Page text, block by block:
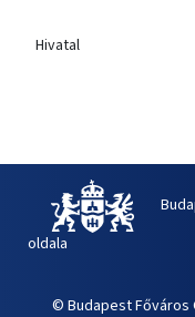
Hivatal
oldala
© Budapest Főváros